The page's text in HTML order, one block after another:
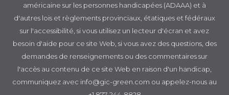
américaine sur les personnes handicapées (ADAAA) et à
d'autres lois et règlements provinciaux, étatiques et fédéraux
sur l'accessibilité, si vous utilisez un lecteur d'écran et avez
besoin d'aide pour ce site Web, si vous avez des questions, des
demandes de renseignements ou des commentaires sur
l'accès au contenu de ce site Web en raison d'un handicap,
communiquez avec info@gic-green.com ou appelez-nous au